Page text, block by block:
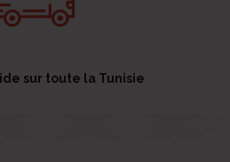
sur toute la Tunisie